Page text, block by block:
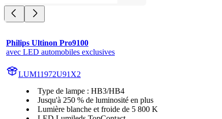
Philips Ultinon Pro9100
avec LED automobiles exclusives
LUM11972U91X2
Type de lampe : HB3/HB4
Jusqu'à 250 % de luminosité en plus
Lumière blanche et froide de 5 800 K